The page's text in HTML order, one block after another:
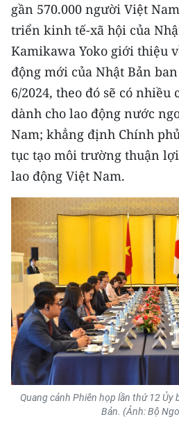
gần 570.000 người Việt
triển kinh tế-xã hội của
Kamikawa Yoko giới thiệu
động mới của Nhật Bản
6/2024, theo đó sẽ có nhiều
dành cho lao động nước
Nam; khẳng định Chính
tục tạo môi trường thuận
lao động Việt Nam.
Quang cảnh Phiên họp lần thứ 12 Ủy
Bản. (Ảnh: Bộ